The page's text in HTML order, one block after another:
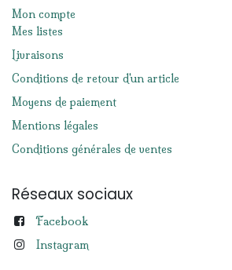
Mon compte
Mes listes
Livraisons
Conditions de retour d'un article
Moyens de paiement
Mentions légales
Conditions générales de ventes
Réseaux sociaux
Facebook
Instagram